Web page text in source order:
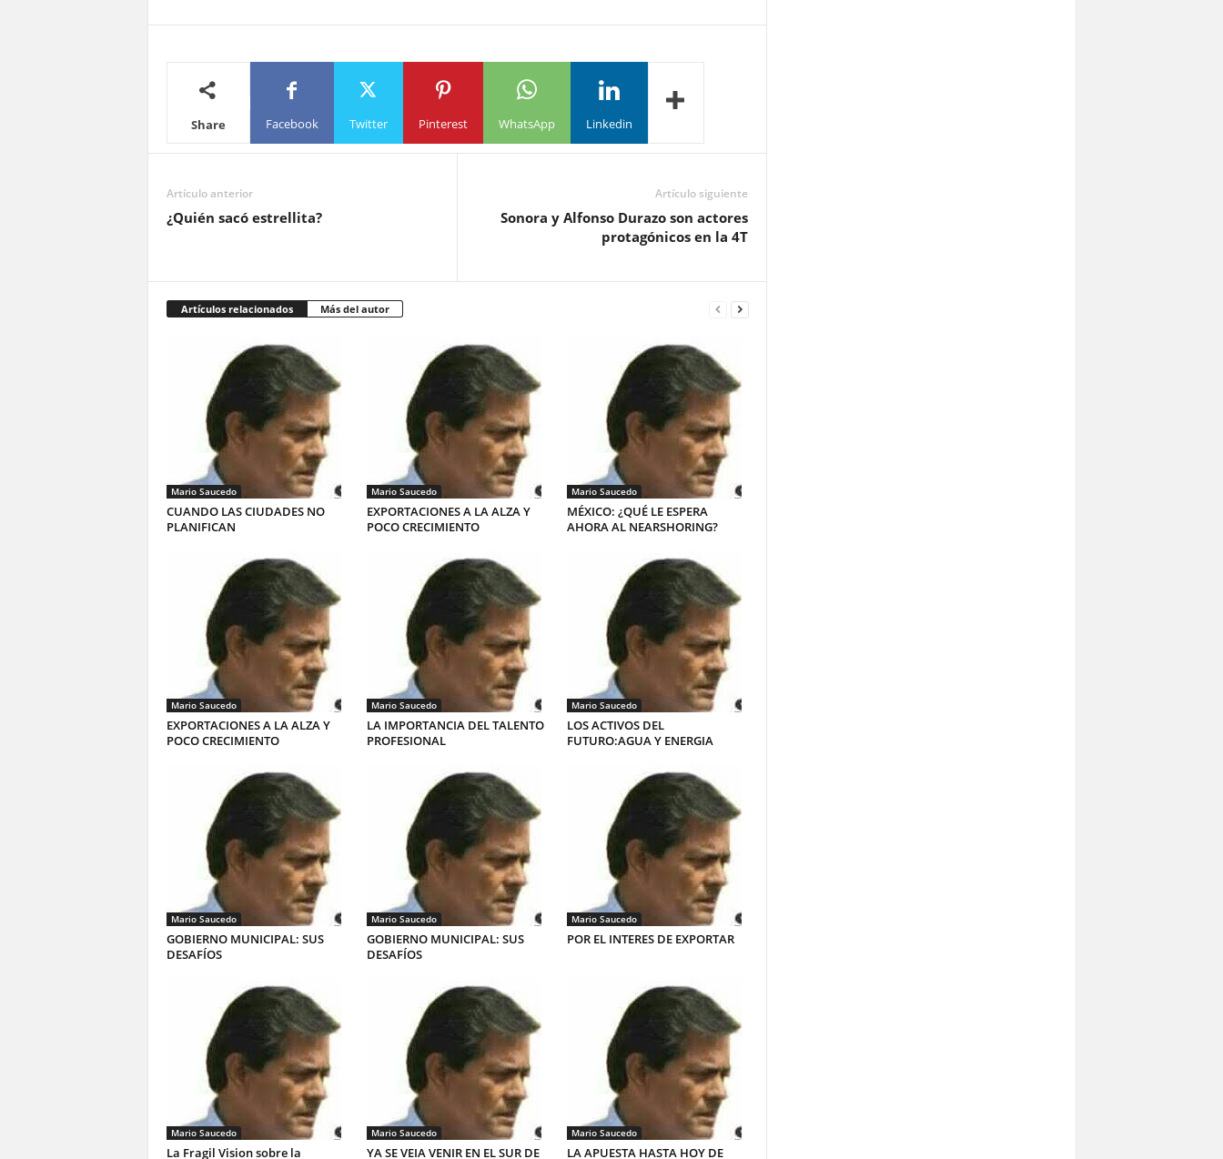
Share Facebook Twitter Pinterest WhatsApp Linkedin
Artículo anterior
¿Quién sacó estrellita?
Artículo siguiente
Sonora y Alfonso Durazo son actores
protagónicos en la 4T
Artículos relacionados Más del autor
Mario Saucedo
CUANDO LAS CIUDADES NO
PLANIFICAN
Mario Saucedo
EXPORTACIONES A LA ALZA Y
POCO CRECIMIENTO
Mario Saucedo
MÉXICO: ¿QUÉ LE ESPERA
AHORA AL NEARSHORING?
Mario Saucedo
EXPORTACIONES A LA ALZA Y
POCO CRECIMIENTO
Mario Saucedo
LA IMPORTANCIA DEL TALENTO
PROFESIONAL
Mario Saucedo
LOS ACTIVOS DEL
FUTURO:AGUA Y ENERGIA
Mario Saucedo
GOBIERNO MUNICIPAL: SUS
DESAFÍOS
Mario Saucedo
GOBIERNO MUNICIPAL: SUS
DESAFÍOS
Mario Saucedo
POR EL INTERES DE EXPORTAR
Mario Saucedo
La Fragil Vision sobre la
Mario Saucedo
YA SE VEIA VENIR EN EL SUR DE
Mario Saucedo
LA APUESTA HASTA HOY DE